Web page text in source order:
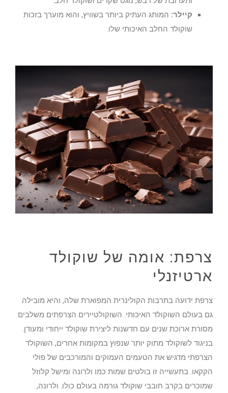
קיילר:המותג העתיק ביותר בשוויץ, והוא מוערך בזכות
שוקולד החלב האיכותי שלו.
צרפת: אומה של שוקולד
ארטיזנלי
צרפת ידועה בתרבות הקולינרית המפוארת שלה, והיא מובילה
גם בעולם השוקולד האיכותי. השוקולטיירים הצרפתים משלבים
מסורת ארוכת שנים עם חדשנות ליצירת שוקולד ייחודי ומעודן.
בניגוד לשוקולד מתוק יותר שנפוץ במקומות אחרים, השוקולד
הצרפתי מדגיש את הטעמים העמוקים והמורכבים של פולי
הקקאו. בתעשייה זו בולטים שמות כמו ולרונה ומישל קלוזל
שמוכרים בקרב חובבי שוקולד גורמה בעולם כולו. ולרונה,